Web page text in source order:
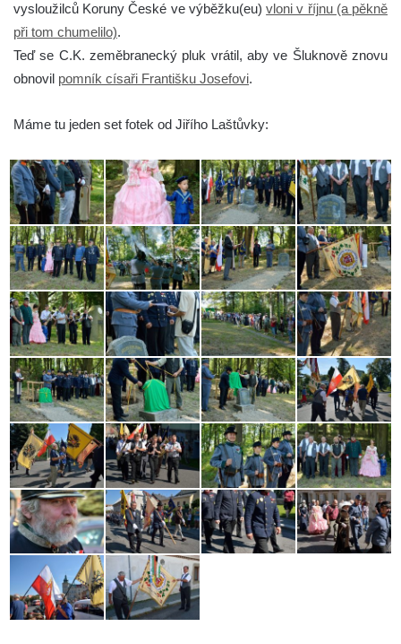
vysloužilců Koruny České ve výběžku(eu)vloni v říjnu (a pěkně
při tom chumelilo).
Teď se C.K. zeměbranecký pluk vrátil, aby ve Šluknově znovu
obnovil pomník císaři Františku Josefovi.
Máme tu jeden set fotek od Jiřího Laštůvky: